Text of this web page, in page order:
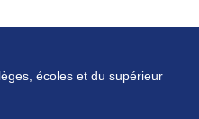
écoles et du supérieur